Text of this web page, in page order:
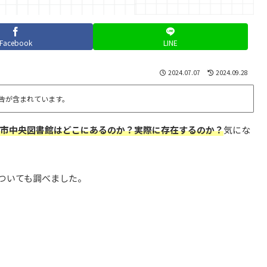
LINE
2024.07.07 2024.09.28
が含まれています。
中央図書館はどこにあるのか？実際に存在するのか？気にな
ても調べました。